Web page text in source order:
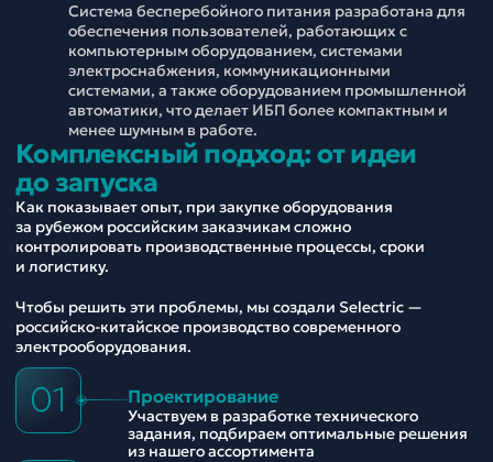
Система бесперебойного питания разработана для
обеспечения пользователей, работающих с
компьютерным оборудованием, системами
электроснабжения, коммуникационными
системами, а также оборудованием промышленной
автоматики, что делает ИБП более компактным и
менее шумным в работе.
Комплексный подход: от идеи
до запуска
Как показывает опыт, при закупке оборудования
за рубежом российским заказчикам сложно
контролировать производственные процессы, сроки
и логистику.
Чтобы решить эти проблемы, мы создали Selectric —
российско-китайское производство современного
электрооборудования.
01 Проектирование
Участвуем в разработке технического
задания, подбираем оптимальные решения
из нашего ассортимента